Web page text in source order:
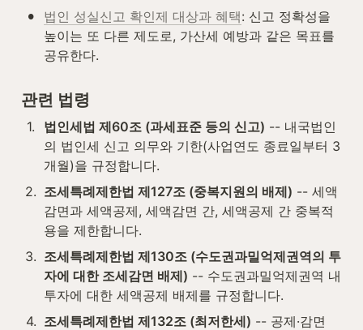
• 법인 성실신고 확인제 대상과 혜택: 신고 정확성을
높이는 또 다른 제도로, 가산세 예방과 같은 목표를
공유한다.
관련 법령
1. 법인세법 제60조 (과세표준 등의 신고) -- 내국법인
의 법인세 신고 의무와 기한(사업연도 종료일부터 3
개월)을 규정합니다.
2. 조세특례제한법 제127조 (중복지원의 배제) -- 세액
감면과 세액공제, 세액감면 간, 세액공제 간 중복적
용을 제한합니다.
3. 조세특례제한법 제130조 (수도권과밀억제권역의 투
자에 대한 조세감면 배제) -- 수도권과밀억제권역 내
투자에 대한 세액공제 배제를 규정합니다.
4. 조세특례제한법 제132조 (최저한세) -- 공제·감면